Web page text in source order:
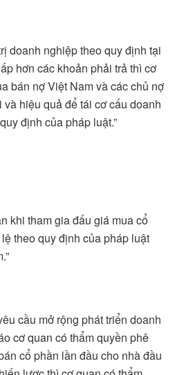
doanh nghiệp theo quy định tại
hơn các khoản phải trả thì cơ
bán nợ Việt Nam và các chủ nợ
hiệu quả để tái cơ cấu doanh
định của pháp luật.”
khi tham gia đấu giá mua cổ
theo quy định của pháp luật
cầu mở rộng phát triển doanh
cơ quan có thẩm quyền phê
cổ phần lần đầu cho nhà đầu